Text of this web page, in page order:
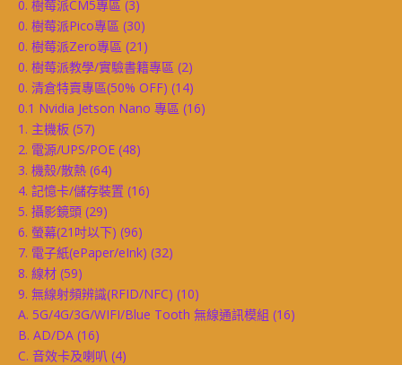
0. 樹莓派CM5專區 (3)
0. 樹莓派Pico專區 (30)
0. 樹莓派Zero專區 (21)
0. 樹莓派教學/實驗書籍專區 (2)
0. 清倉特賣專區(50% OFF) (14)
0.1 Nvidia Jetson Nano 專區 (16)
1. 主機板 (57)
2. 電源/UPS/POE (48)
3. 機殼/散熱 (64)
4. 記憶卡/儲存裝置 (16)
5. 攝影鏡頭 (29)
6. 螢幕(21吋以下) (96)
7. 電子紙(ePaper/eInk) (32)
8. 線材 (59)
9. 無線射頻辨識(RFID/NFC) (10)
A. 5G/4G/3G/WIFI/Blue Tooth 無線通訊模組 (16)
B. AD/DA (16)
C. 音效卡及喇叭 (4)